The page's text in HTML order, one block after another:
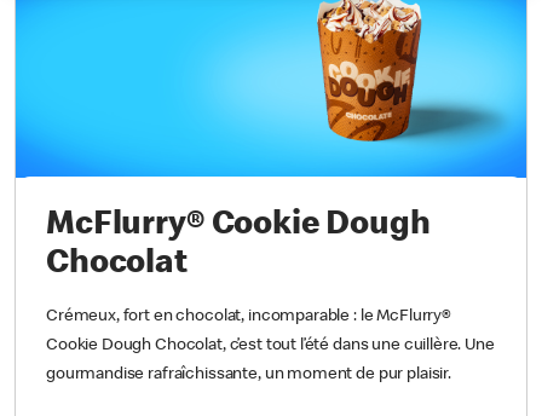
McFlurry® Cookie Dough
Chocolat
Crémeux, fort en chocolat, incomparable : le McFlurry®
Cookie Dough Chocolat, c’est tout l’été dans une cuillère. Une
gourmandise rafraîchissante, un moment de pur plaisir.